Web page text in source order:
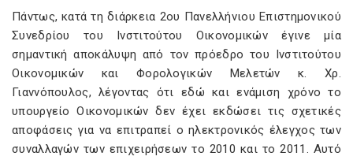
Πάντως, κατά τη διάρκεια 2ου Πανελλήνιου Επιστημονικού
Συνεδρίου του Ινστιτούτου Οικονομικών έγινε μία
σημαντική αποκάλυψη από τον πρόεδρο του Ινστιτούτου
Οικονομικών και Φορολογικών Μελετών κ. Χρ.
Γιαννόπουλος, λέγοντας ότι εδώ και ενάμιση χρόνο το
υπουργείο Οικονομικών δεν έχει εκδώσει τις σχετικές
αποφάσεις για να επιτραπεί ο ηλεκτρονικός έλεγχος των
συναλλαγών των επιχειρήσεων το 2010 και το 2011. Αυτό